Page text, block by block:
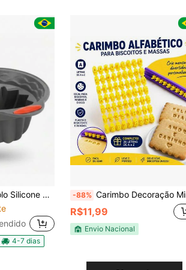
com Alça Reforçada para Pudim Sobremesas
4-7 dias
-88% Carimbo Decoração Mini Marcador Numero Letra Pasta Americana
R$11,99
Envio Nacional